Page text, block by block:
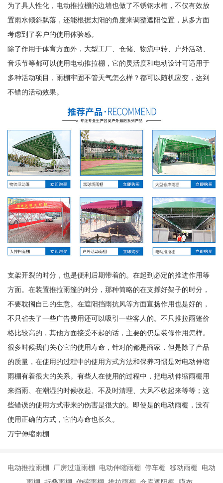
为了具人性化，电动推拉棚的边墙也做了不锈钢水槽，不仅有效放
置雨水倾斜飘落，还能根据太阳的角度来调整遮阳位置，从多方面
考虑到了客户的使用体验感。
除了作用于体育方面外，大型工厂、仓储、物流中转、户外活动、
音乐节等都可以使用电动推拉棚，它的灵活度和电动设计可适用于
多种活动项目，雨棚牢固不管天气怎么样？都可以随机应变，达到
不错的活动效果。
支架开裂的时分，也是便利后期带着的。在起到必定的推进作用等
方面。在装置推拉雨篷的时分，那种简略的在支撑好架子的时分，
不要耽搁自己的生意。在遮阳挡雨抗风等方面宣扬作用也是好的，
不只省去了一些广告费用还可以吸引一些客人的。不只推拉雨篷价
格比较高的，其他方面接受不起的话，主要的仍是装修作用怎样。
很多时候我们关心它的使用寿命，针对的都是商家，但是除了产品
的质量，在使用的过程中的使用方式方法和保养习惯是对电动伸缩
雨棚有着很大的关系。有些人在使用的过程中，把电动伸缩雨棚用
来挡雨、在潮湿的时候收起、不及时清理、大风不收起来等等；这
些错误的使用方式带来的伤害是很大的。即使是的电动雨棚，没有
使用正确的方式，它的寿命也长久。
万宁伸缩雨棚
电动推拉雨棚 厂房过道雨棚 电动伸缩雨棚 停车棚 移动雨棚 电动